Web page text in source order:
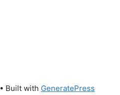
• Built with GeneratePress